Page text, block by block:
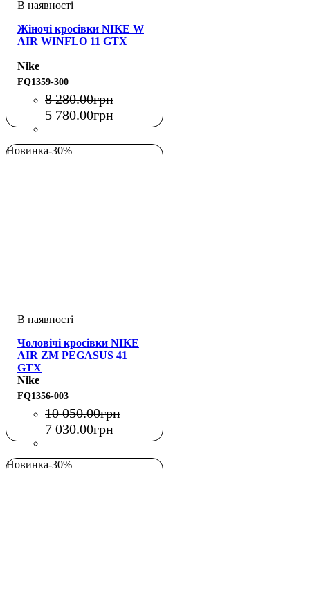
Жіночі кросівки NIKE W
AIR WINFLO 11 GTX
Nike
FQ1359-300
8 280.00грн
5 780.00грн
Новинка-30%
Чоловічі кросівки NIKE
AIR ZM PEGASUS 41
GTX
Nike
FQ1356-003
10 050.00грн
7 030.00грн
Новинка-30%